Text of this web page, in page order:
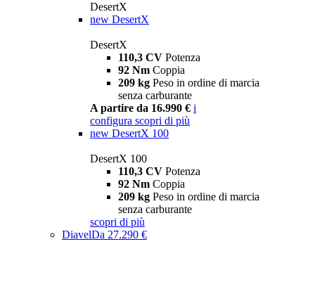
DesertX
new DesertX
DesertX
110,3 CV Potenza
92 Nm Coppia
209 kg Peso in ordine di marcia
senza carburante
A partire da 16.990 € i
configura scopri di più
new DesertX 100
DesertX 100
110,3 CV Potenza
92 Nm Coppia
209 kg Peso in ordine di marcia
senza carburante
scopri di più
DiavelDa 27.290 €